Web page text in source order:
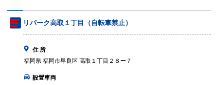
リパーク高取１丁目（自転車禁止）
住 所
福岡県 福岡市早良区 高取１丁目２８ー７
設置車両